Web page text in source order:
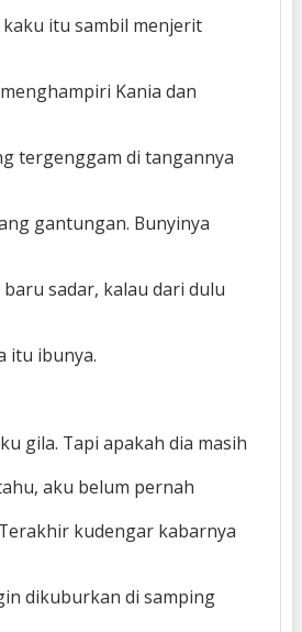
itu sambil menjerit
Kania dan
tergenggam di tangannya
gantungan. Bunyinya
sadar, kalau dari dulu
itu ibunya.
gila. Tapi apakah dia masih
aku belum pernah
kudengar kabarnya
dikuburkan di samping